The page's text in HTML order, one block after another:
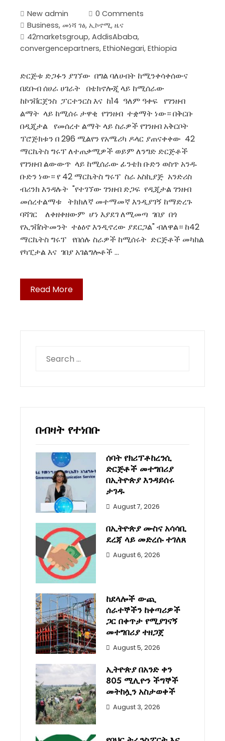
New admin
0 Comments
Business, መነሻ ገፅ, ኢኮኖሚ, ዜና
42marketsgroup, AddisAbaba,
convergencepartners, EthioNegari, Ethiopia
ድርጅቱ ድጋፉን ያገኘው በግል ባለሀብት ከሚንቀሳቀሰውና
በደቡብ ሰሀራ ሀገራት በቴክኖሎጂ ላይ ከሚሰራው
ከኮንቨርጀንስ ፓርተንርስ እና ከ14 ዓለም ዓቀፍ የገንዘብ
ልማት ላይ ከሚሰሩ ታዋቂ የገንዘብ ተቋማት ነው። በቅርቡ
በዲጂታል የመሰረተ ልማት ላይ ስራዎች የገንዘብ አቅርቦት
ፕሮጅክቱን በ 296 ሚልየን የአሜሪካ ዶላር ያጠናቀቀው 42
ማርኬትስ ግሩፕ ለተጠቃሚዎች ወይም ለንግድ ድርጅቶች
የገንዘብ ልውውጥ ላይ ከሚሰራው ፊንቴክ ቡድን ወስጥ አንዱ
ቡድን ነው። የ 42 ማርኬትስ ግሩፕ ስራ አስኪያጅ አንድሪስ
ብሪንክ እንዳሉት "የተገኘው ገንዘብ ድጋፍ የዲጂታል ገንዘብ
መሰረተልማቱ ትክክለኛ መተማመኛ እንዲያገኝ ከማድረጉ
ባሻገር ለቀዘቀዘውም ሆነ እያደገ ለሚመጣ ገበያ በጎ
የኢንቨስትመንት ተፅዕኖ እንዲኖረው ያደርጋል" ብለዋል። ከ42
ማርኬትስ ግሩፕ የበሰሉ ስራዎች ከሚሰሩት ድርጅቶች መካከል
የካፒታል እና ገበያ አገልግሎቶች …
Read More
for:
በብዛት የተነበቡ
ሰባት የክሪፕቶከረንሲ
ድርጅቶች መተግበሪያ
በኢትዮጵያ እንዳይሰሩ
ታገዱ
August 7, 2026
በኢትዮጵያ ሙስና አሳሳቢ
ደረጃ ላይ መድረሱ ተገለጸ
August 6, 2026
ከደላሎች ውጪ
ሰራተኞችን ከቀጣሪዎች
ጋር በቀጥታ የሚያገናኝ
መተግበሪያ ተዘጋጀ
August 5, 2026
ኢትዮጵያ በአንድ ቀን
805 ሚሊዮን ችግኞች
መትከሏን አስታወቀች
August 3, 2026